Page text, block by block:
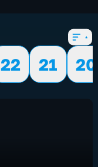
22 21
20